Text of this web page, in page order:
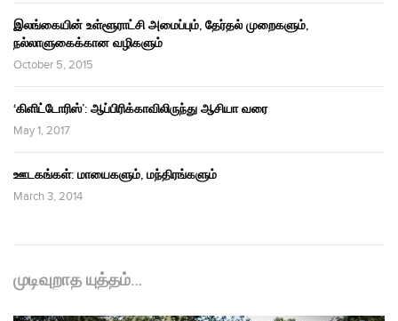
இலங்கையின் உள்ளூராட்சி அமைப்பும், தேர்தல் முறைகளும்,
நல்லாளுகைக்கான வழிகளும்
October 5, 2015
‘கிளிட்டோரிஸ்’: ஆப்பிரிக்காவிலிருந்து ஆசியா வரை
May 1, 2017
ஊடகங்கள்: மாயைகளும், மந்திரங்களும்
March 3, 2014
முடிவுறாத யுத்தம்…